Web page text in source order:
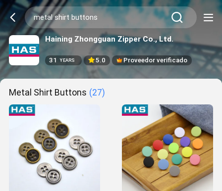
Haining Zhongguan Zipper Co., Ltd.
31 YEARS 5.0 Proveedor verificado
Metal Shirt Buttons (27)